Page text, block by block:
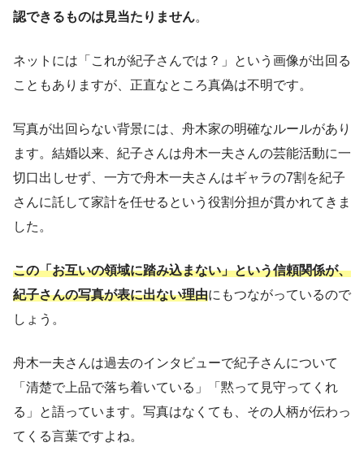
認できるものは見当たりません。
ネットには「これが紀子さんでは？」という画像が出回る
こともありますが、正直なところ真偽は不明です。
写真が出回らない背景には、舟木家の明確なルールがあり
ます。結婚以来、紀子さんは舟木一夫さんの芸能活動に一
切口出しせず、一方で舟木一夫さんはギャラの7割を紀子
さんに託して家計を任せるという役割分担が貫かれてきま
した。
この「お互いの領域に踏み込まない」という信頼関係が、
紀子さんの写真が表に出ない理由にもつながっているので
しょう。
舟木一夫さんは過去のインタビューで紀子さんについて
「清楚で上品で落ち着いている」「黙って見守ってくれ
る」と語っています。写真はなくても、その人柄が伝わっ
てくる言葉ですよね。